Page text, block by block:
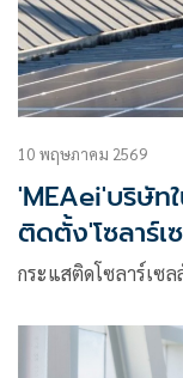
10 พฤษภาคม 2569
'MEAei'บริษัท
ติดตั้ง'โซลาร์เ
กระแสติดโซลาร์เซ